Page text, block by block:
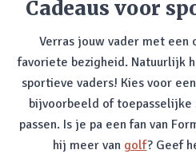
Cadeaus voor
Verras jouw vader met een
favoriete bezigheid. Natuurlijk
sportieve vaders! Kies voor
bijvoorbeeld of toepasselijke
passen. Is je pa een fan van
hij meer van golf? Geef